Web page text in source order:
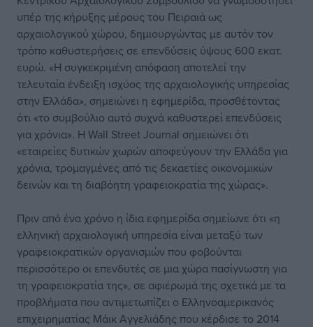
υπέρ της κήρυξης μέρους του Πειραιά ως
αρχαιολογικού χώρου, δημιουργώντας με αυτόν τον
τρόπο καθυστερήσεις σε επενδύσεις ύψους 600 εκατ.
ευρώ. «Η συγκεκριμένη απόφαση αποτελεί την
τελευταία ένδειξη ισχύος της αρχαιολογικής υπηρεσίας
στην Ελλάδα», σημειώνει η εφημερίδα, προσθέτοντας
ότι «το συμβούλιο αυτό συχνά καθυστερεί επενδύσεις
για χρόνια». H Wall Street Journal σημειώνει ότι
«εταιρείες δυτικών χωρών αποφεύγουν την Ελλάδα για
χρόνια, τρομαγμένες από τις δεκαετίες οικονομικών
δεινών και τη διαβόητη γραφειοκρατία της χώρας».
Πριν από ένα χρόνο η ίδια εφημερίδα σημείωνε ότι «η
ελληνική αρχαιολογική υπηρεσία είναι μεταξύ των
γραφειοκρατικών οργανισμών που φοβούνται
περισσότερο οι επενδυτές σε μια χώρα πασίγνωστη για
τη γραφειοκρατία της», σε αφιέρωμά της σχετικά με τα
προβλήματα που αντιμετωπίζει ο Ελληνοαμερικανός
επιχειρηματίας Μάικ Αγγελιάδης που κέρδισε το 2014